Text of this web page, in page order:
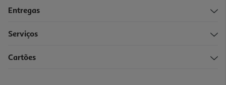
Entregas
Serviços
Cartões